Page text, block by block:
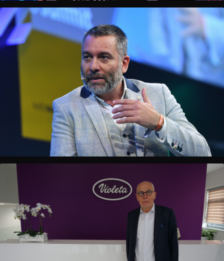
Marijan Kustić
Predsjednik Hrvatskog nogometnog saveza
Guillem Balagué
Fudbalski novinar · BBC, Sky Sports, CBS